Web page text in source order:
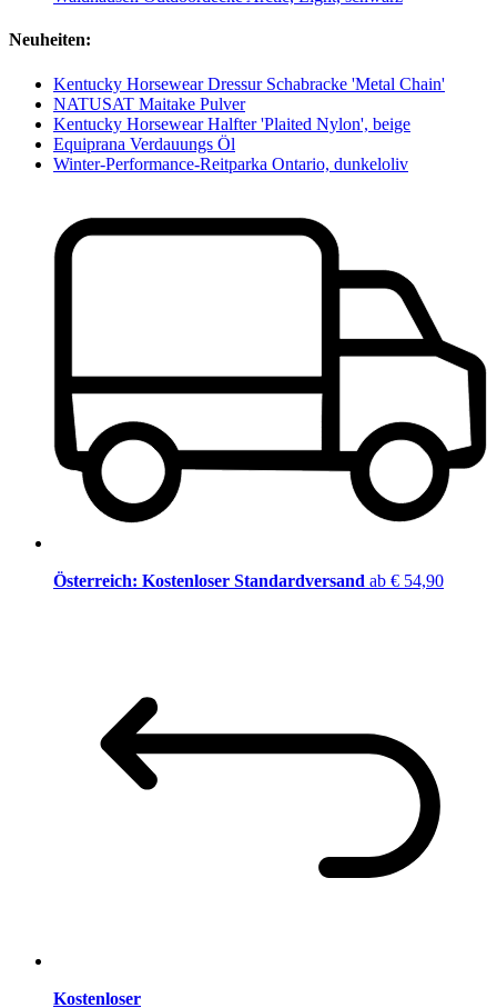
Neuheiten:
Kentucky Horsewear Dressur Schabracke 'Metal Chain'
NATUSAT Maitake Pulver
Kentucky Horsewear Halfter 'Plaited Nylon', beige
Equiprana Verdauungs Öl
Winter-Performance-Reitparka Ontario, dunkeloliv
Österreich: Kostenloser Standardversand ab € 54,90
Kostenloser